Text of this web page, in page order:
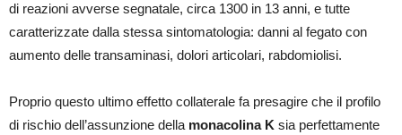
di reazioni avverse segnatale, circa 1300 in 13 anni, e tutte
caratterizzate dalla stessa sintomatologia: danni al fegato con
aumento delle transaminasi, dolori articolari, rabdomiolisi.
Proprio questo ultimo effetto collaterale fa presagire che il profilo
di rischio dell’assunzione della monacolina K sia perfettamente